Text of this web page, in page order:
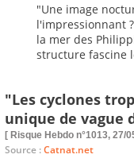
"Une image
l'impressionnant
la mer des
structure fascine
"Les cyclones
unique de vague
[ Risque Hebdo n°1013, 27/
Source :Catnat.net